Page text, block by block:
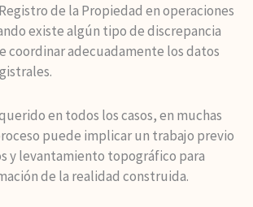
de la Propiedad en operaciones
existe algún tipo de discrepancia
coordinar adecuadamente los datos
en todos los casos, en muchas
puede implicar un trabajo previo
y levantamiento topográfico para
de la realidad construida.